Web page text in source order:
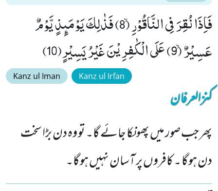
فَاِذَا نُقِرَ فِی النَّاقُوْرِۙ (8) فَذٰلِكَ یَوْمَىٕذٍ یَّوْمٌ
عَسِیْرٌۙ (9) عَلَى الْكٰفِرِیْنَ غَیْرُ یَسِیْرٍ(10)
Kanz ul Iman Kanz ul Irfan
کنزالعرفان
پھر جب صور میں پھونکا جائے گا۔ تو وہ دن بڑا سخت
دن ہوگا ۔ کافروں پر آسان نہیں ہوگا۔